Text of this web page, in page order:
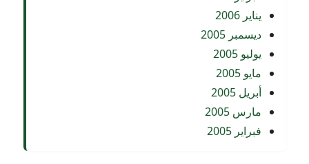
يناير 2006
ديسمبر 2005
يوليو 2005
مايو 2005
أبريل 2005
مارس 2005
فبراير 2005